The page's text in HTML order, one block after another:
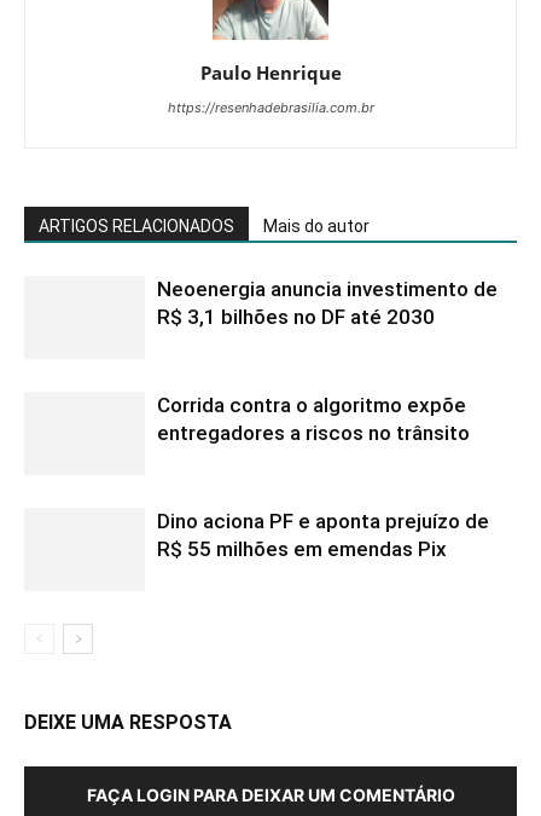
Paulo Henrique
https://resenhadebrasilia.com.br
ARTIGOS RELACIONADOS Mais do autor
Neoenergia anuncia investimento de
R$ 3,1 bilhões no DF até 2030
Corrida contra o algoritmo expõe
entregadores a riscos no trânsito
Dino aciona PF e aponta prejuízo de
R$ 55 milhões em emendas Pix
DEIXE UMA RESPOSTA
FAÇA LOGIN PARA DEIXAR UM COMENTÁRIO